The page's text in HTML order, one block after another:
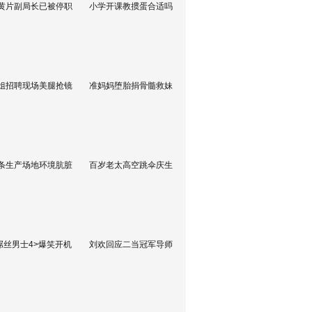
片副局长已被停职 小学开课教掼蛋合适吗
招聘现场美腿抢镜 准妈妈堕胎捐骨髓救妹
生产场地环境肮脏 百岁老太高空跳伞庆生
丝男士4>爆笑开机 刘欢回应二当冠军导师